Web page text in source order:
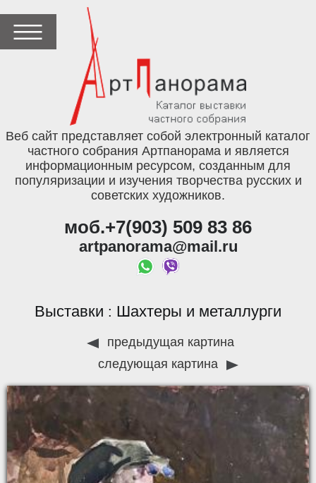
Веб сайт представляет собой электронный каталог
частного собрания Артпанорама и является
информационным ресурсом, созданным для
популяризации и изучения творчества русских и
советских художников.
моб.+7(903) 509 83 86
artpanorama@mail.ru
Выставки : Шахтеры и металлурги
предыдущая картина
следующая картина